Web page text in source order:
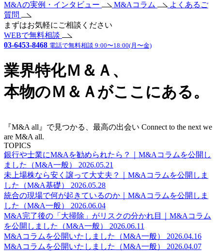
M&Aの実例・インタビュー
M&Aコラム
よくあるご
質問
まずはお気軽にご相談ください
WEBで無料相談
03-6453-8468 電話で無料相談 9:00〜18:00(月〜金)
業界特化Ｍ＆Ａ、
本物のＭ＆Ａがここにある。
『M&A all』で見つかる、最高の出会い Connect to the next we
are M&A all.
TOPICS
銀行や士業にM&Aを勧められたら？｜M&Aコラムを公開し
ました（M&A一般）
2026.05.21
未上場株なら安く譲って大丈夫？｜M&Aコラムを公開しま
した（M&A基礎）
2026.05.28
統合の現場で何が起きているのか｜M&Aコラムを公開しま
した（M&A一般）
2026.06.04
M&A完了後の「大掃除」がリスクの分かれ目｜M&Aコラム
を公開しました（M&A一般）
2026.06.11
M&Aコラムを公開いたしました（M&A一般）
2026.04.16
M&Aコラムを公開いたしました（M&A一般）
2026.04.07